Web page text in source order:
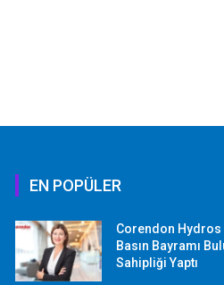
EN POPÜLER
Corendon Hydros
Basın Bayramı
Sahipliği Yaptı